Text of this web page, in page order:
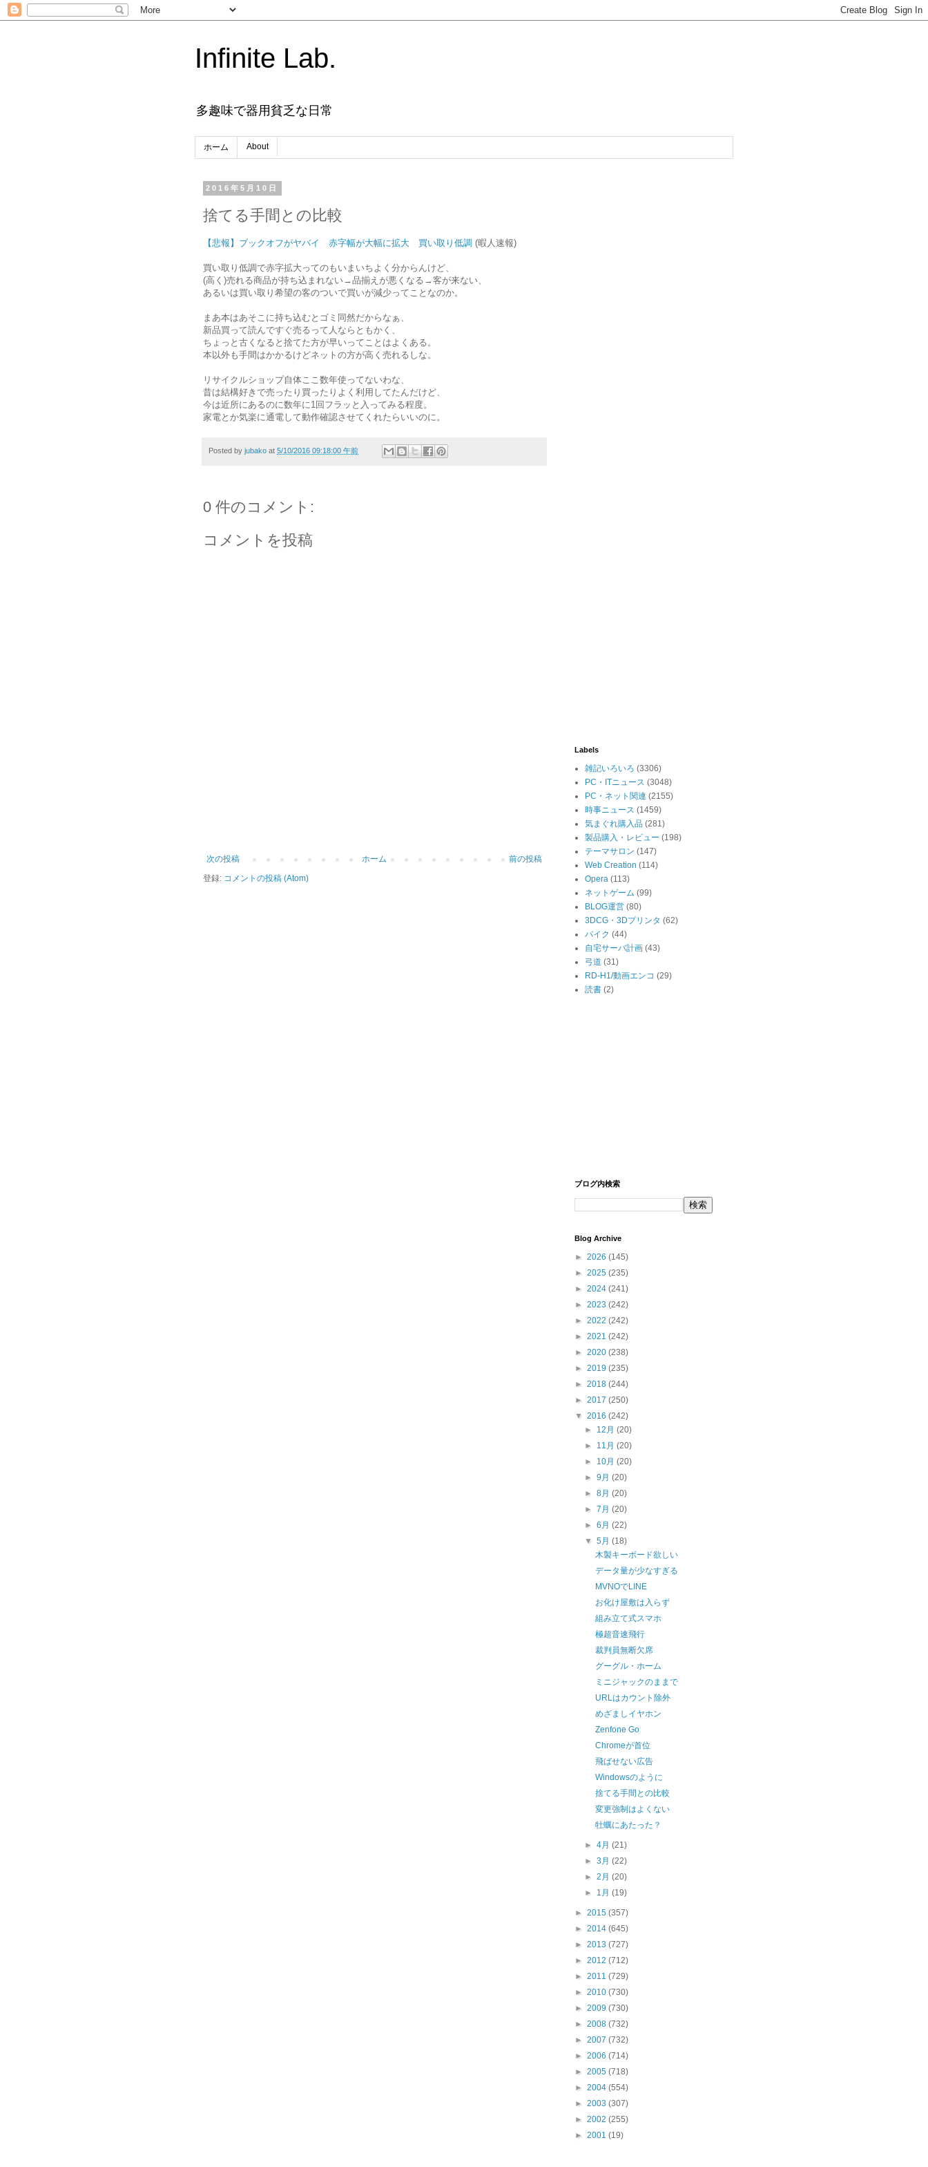
Infinite Lab.
多趣味で器用貧乏な日常
ホーム About
2016年5月10日
捨てる手間との比較
【悲報】ブックオフがヤバイ 赤字幅が大幅に拡大 買い取り低調 (暇人速報)
買い取り低調で赤字拡大ってのもいまいちよく分からんけど、
(高く)売れる商品が持ち込まれない→品揃えが悪くなる→客が来ない、
あるいは買い取り希望の客のついで買いが減少ってことなのか。
まあ本はあそこに持ち込むとゴミ同然だからなぁ、
新品買って読んですぐ売るって人ならともかく、
ちょっと古くなると捨てた方が早いってことはよくある。
本以外も手間はかかるけどネットの方が高く売れるしな。
リサイクルショップ自体ここ数年使ってないわな、
昔は結構好きで売ったり買ったりよく利用してたんだけど、
今は近所にあるのに数年に1回フラッと入ってみる程度。
家電とか気楽に通電して動作確認させてくれたらいいのに。
Posted by jubako at 5/10/2016 09:18:00 午前
0 件のコメント:
コメントを投稿
次の投稿 前の投稿
ホーム
登録: コメントの投稿 (Atom)
Labels
雑記いろいろ (3306)
PC・ITニュース (3048)
PC・ネット関連 (2155)
時事ニュース (1459)
気まぐれ購入品 (281)
製品購入・レビュー (198)
テーマサロン (147)
Web Creation (114)
Opera (113)
ネットゲーム (99)
BLOG運営 (80)
3DCG・3Dプリンタ (62)
バイク (44)
自宅サーバ計画 (43)
弓道 (31)
RD-H1/動画エンコ (29)
読書 (2)
ブログ内検索
Blog Archive
► 2026 (145)
► 2025 (235)
► 2024 (241)
► 2023 (242)
► 2022 (242)
► 2021 (242)
► 2020 (238)
► 2019 (235)
► 2018 (244)
► 2017 (250)
▼ 2016 (242)
► 12月(20)
► 11月(20)
► 10月(20)
►9月(20)
►8月(20)
►7月(20)
►6月(22)
▼5月(18)
木製キーボード欲しい
データ量が少なすぎる
MVNOでLINE
お化け屋敷は入らず
組み立て式スマホ
極超音速飛行
裁判員無断欠席
グーグル・ホーム
ミニジャックのままで
URLはカウント除外
めざましイヤホン
Zenfone Go
Chromeが首位
飛ばせない広告
Windowsのように
捨てる手間との比較
変更強制はよくない
牡蠣にあたった？
►4月(21)
►3月(22)
►2月(20)
► 1月(19)
► 2015 (357)
► 2014 (645)
► 2013 (727)
► 2012 (712)
► 2011 (729)
► 2010 (730)
► 2009 (730)
► 2008 (732)
► 2007 (732)
► 2006 (714)
► 2005 (718)
► 2004 (554)
► 2003 (307)
► 2002 (255)
► 2001 (19)